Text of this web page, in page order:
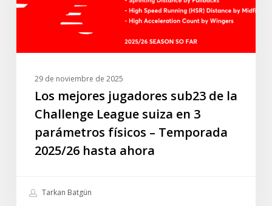
League
3
parámetros
Temporada
2025/26
hasta
29 de noviembre de 2025
Los mejores jugadores sub23 de la
Challenge League suiza en 3
parámetros físicos – Temporada
2025/26 hasta ahora
Tarkan Batgün